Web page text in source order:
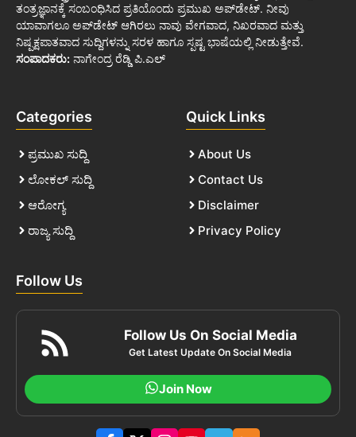
ತಂತ್ರಜ್ಞಾನಕ್ಕೆ ಸಂಬಂಧಿಸಿದ ಪ್ರತಿಯೊಂದು ಪ್ರಮುಖ ಅಪ್‌ಡೇಟ್. ನೀವು
ಯಾವಾಗಲೂ ಅಪ್‌ಡೇಟ್ ಆಗಿರಲು ನಾವು ವೇಗವಾದ, ನಿಖರವಾದ ಮತ್ತು
ನಿಷ್ಪಕ್ಷಪಾತವಾದ ಸುದ್ದಿಗಳನ್ನು ಸರಳ ಹಾಗೂ ಸ್ಪಷ್ಟ ಭಾಷೆಯಲ್ಲಿ ನೀಡುತ್ತೇವೆ.
ಸಂಪಾದಕರು: ನಾಗೇಂದ್ರ ರೆಡ್ಡಿ ಪಿ.ಎಲ್
Categories
ಪ್ರಮುಖ ಸುದ್ದಿ
ಲೋಕಲ್ ಸುದ್ದಿ
ಆರೋಗ್ಯ
ರಾಜ್ಯ ಸುದ್ದಿ
Quick Links
About Us
Contact Us
Disclaimer
Privacy Policy
Follow Us
Follow Us On Social Media
Get Latest Update On Social Media
Join Now